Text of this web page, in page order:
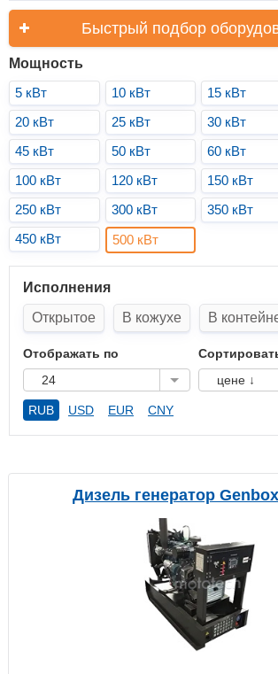
Быстрый подбор
Мощность
5 кВт
10 кВт 15 кВт
20 кВт
25 кВт 30 кВт
45 кВт
50 кВт 60 кВт
100 кВт
120 кВт 150 кВт
250 кВт
300 кВт 350 кВт
450 кВт
500 кВт
Исполнения
Открытое
В кожухе В
Отображать по
24
цене ↓
RUB USD EUR CNY
Дизель генератор